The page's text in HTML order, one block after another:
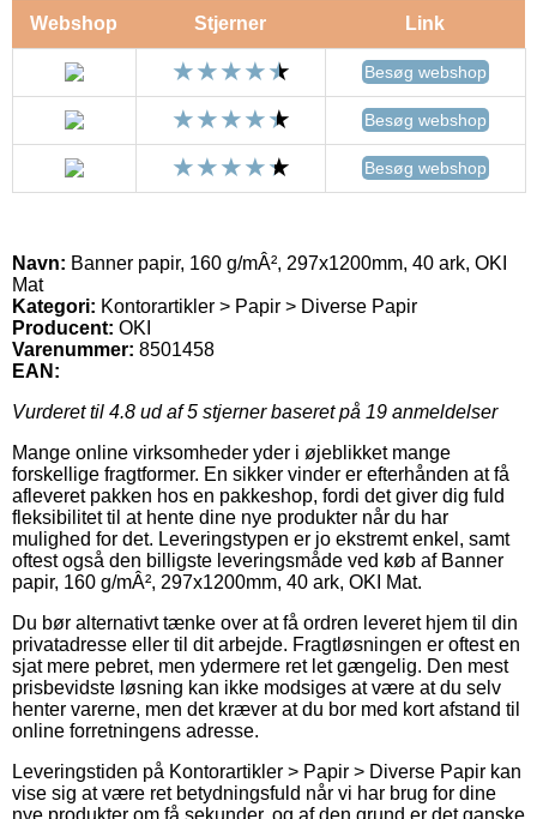
Webshop Stjerner Link
Besøg webshop
Besøg webshop
Besøg webshop
Navn: Banner papir, 160 g/mÂ², 297x1200mm, 40 ark, OKI
Mat
Kategori: Kontorartikler > Papir > Diverse Papir
Producent: OKI
Varenummer: 8501458
EAN:
Vurderet til 4.8 ud af 5 stjerner baseret på 19 anmeldelser
Mange online virksomheder yder i øjeblikket mange
forskellige fragtformer. En sikker vinder er efterhånden at få
afleveret pakken hos en pakkeshop, fordi det giver dig fuld
fleksibilitet til at hente dine nye produkter når du har
mulighed for det. Leveringstypen er jo ekstremt enkel, samt
oftest også den billigste leveringsmåde ved køb af Banner
papir, 160 g/mÂ², 297x1200mm, 40 ark, OKI Mat.
Du bør alternativt tænke over at få ordren leveret hjem til din
privatadresse eller til dit arbejde. Fragtløsningen er oftest en
sjat mere pebret, men ydermere ret let gængelig. Den mest
prisbevidste løsning kan ikke modsiges at være at du selv
henter varerne, men det kræver at du bor med kort afstand til
online forretningens adresse.
Leveringstiden på Kontorartikler > Papir > Diverse Papir kan
vise sig at være ret betydningsfuld når vi har brug for dine
nye produkter om få sekunder, og af den grund er det ganske